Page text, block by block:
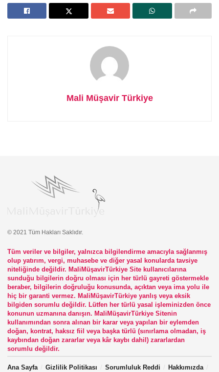
Mali Müşavir Türkiye
© 2021 Tüm Hakları Saklıdır.
Tüm veriler ve bilgiler, yalnızca bilgilendirme amacıyla sağlanmış
olup yatırım, vergi, muhasebe ve diğer yasal konularda tavsiye
niteliğinde değildir. MaliMüşavirTürkiye Site kullanıcılarına
sunduğu bilgilerin doğru olması için her türlü gayreti göstermekle
beraber, bilgilerin doğruluğu konusunda, açıktan veya ima yolu ile
hiç bir garanti vermez. MaliMüşavirTürkiye yanlış veya eksik
bilgiden sorumlu değildir. Lütfen her türlü yasal işleminizden önce
konunun uzmanına danışın. MaliMüşavirTürkiye Sitenin
kullanımından sonra alınan bir karar veya yapılan bir eylemden
doğan, kontrat, haksız fiil veya başka türlü (sınırlama olmadan, iş
kaybından doğan zararlar veya kâr kaybı dahil) zararlardan
sorumlu değildir.
Ana Sayfa Gizlilik Politikası Sorumluluk Reddi Hakkımızda